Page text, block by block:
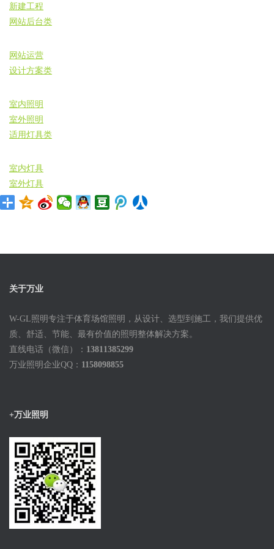
新建工程
网站后台类
网站运营
设计方案类
室内照明
室外照明
适用灯具类
室内灯具
室外灯具
关于万业
W-GL照明专注于体育场馆照明，从设计、选型到施工，我们提供优
质、舒适、节能、最有价值的照明整体解决方案。
直线电话（微信）： 13811385299
万业照明企业QQ： 1158098855
+万业照明